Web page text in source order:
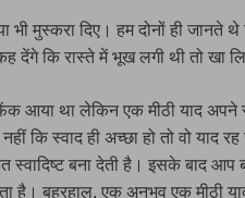
भी मुस्करा दिए। हम दोनों ही जानते
देंगे कि रास्ते में भूख लगी थी तो खा
आया था लेकिन एक मीठी याद
कि स्वाद ही अच्छा हो तो वो याद
बना देती है। इसके बाद आप
है। बहरहाल, एक अनुभव एक